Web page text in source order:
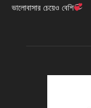
ভালোবাসার চেয়েও বেশি